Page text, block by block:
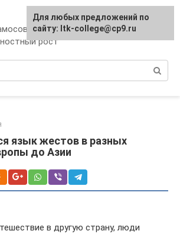
рост
язык жестов в разных
до Азии
в другую страну, люди
Для любых предложений по
сайту: ltk-college@cp9.ru